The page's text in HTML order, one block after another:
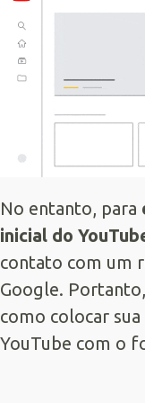
No entanto, para
inicial do
contato com um
Google.
como colocar
YouTube com o